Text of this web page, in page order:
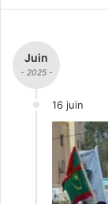
Juin
- 2025 -
16 juin